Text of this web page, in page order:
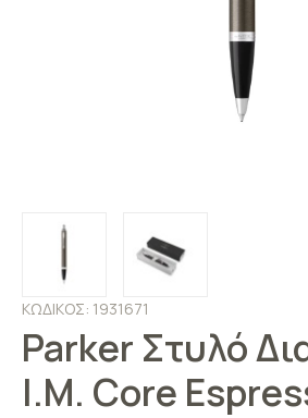
ΚΩΔΙΚΟΣ: 1931671
Parker Στυλό
I.M. Core